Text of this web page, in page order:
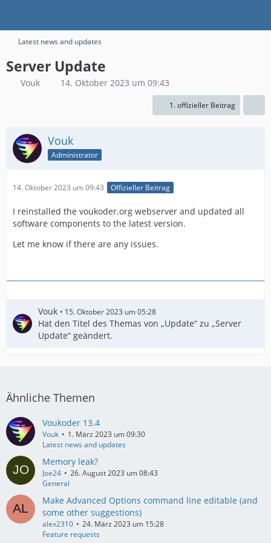
Latest news and updates
Server Update
Vouk 14. Oktober 2023 um 09:43
1. offizieller Beitrag
Vouk
Administrator
14. Oktober 2023 um 09:43 Offizieller Beitrag
I reinstalled the voukoder.org webserver and updated all
software components to the latest version.
Let me know if there are any issues.
Vouk 15. Oktober 2023 um 05:28
Hat den Titel des Themas von „Update“ zu „Server
Update“ geändert.
Ähnliche Themen
Voukoder 13.4
Vouk
1. März 2023 um 09:30
Latest news and updates
Memory leak?
Joe24
26. August 2023 um 08:43
General
Make Advanced Options command line editable (and
some other suggestions)
alex2310
24. März 2023 um 15:28
Feature requests